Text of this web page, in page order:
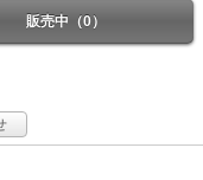
販売中（0）